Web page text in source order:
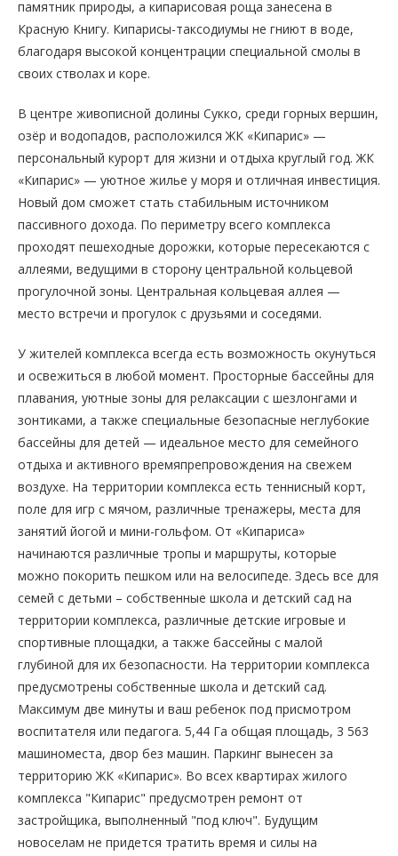
памятник природы, а кипарисовая роща занесена в
Красную Книгу. Кипарисы-таксодиумы не гниют в воде,
благодаря высокой концентрации специальной смолы в
своих стволах и коре.
В центре живописной долины Сукко, среди горных вершин,
озёр и водопадов, расположился ЖК «Кипарис» —
персональный курорт для жизни и отдыха круглый год. ЖК
«Кипарис» — уютное жилье у моря и отличная инвестиция.
Новый дом сможет стать стабильным источником
пассивного дохода. По периметру всего комплекса
проходят пешеходные дорожки, которые пересекаются с
аллеями, ведущими в сторону центральной кольцевой
прогулочной зоны. Центральная кольцевая аллея —
место встречи и прогулок с друзьями и соседями.
У жителей комплекса всегда есть возможность окунуться
и освежиться в любой момент. Просторные бассейны для
плавания, уютные зоны для релаксации с шезлонгами и
зонтиками, а также специальные безопасные неглубокие
бассейны для детей — идеальное место для семейного
отдыха и активного времяпрепровождения на свежем
воздухе. На территории комплекса есть теннисный корт,
поле для игр с мячом, различные тренажеры, места для
занятий йогой и мини-гольфом. От «Кипариса»
начинаются различные тропы и маршруты, которые
можно покорить пешком или на велосипеде. Здесь все для
семей с детьми – собственные школа и детский сад на
территории комплекса, различные детские игровые и
спортивные площадки, а также бассейны с малой
глубиной для их безопасности. На территории комплекса
предусмотрены собственные школа и детский сад.
Максимум две минуты и ваш ребенок под присмотром
воспитателя или педагога. 5,44 Га общая площадь, 3 563
машиноместа, двор без машин. Паркинг вынесен за
территорию ЖК «Кипарис». Во всех квартирах жилого
комплекса "Кипарис" предусмотрен ремонт от
застройщика, выполненный "под ключ". Будущим
новоселам не придется тратить время и силы на